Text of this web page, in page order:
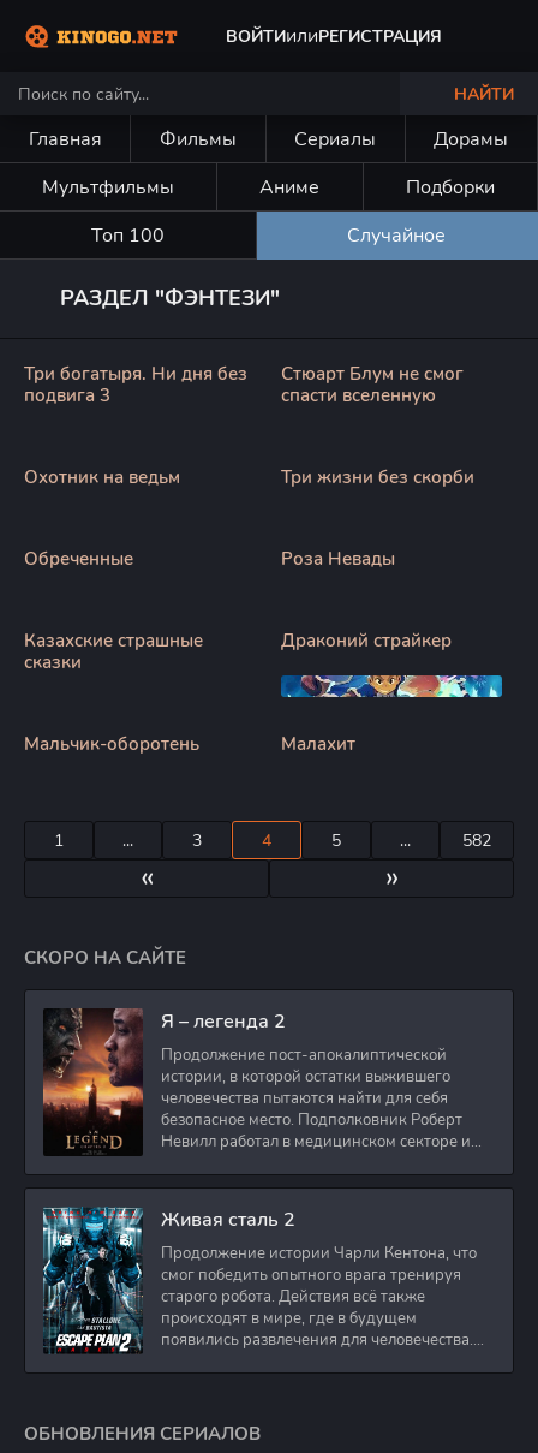
ВОЙТИилиРЕГИСТРАЦИЯ
НАЙТИ
Главная Фильмы Сериалы
Дорамы
Мультфильмы
Аниме
Подборки
Топ 100
Случайное
РАЗДЕЛ "ФЭНТЕЗИ"
Три богатыря. Ни дня без
подвига 3
Стюарт Блум не смог
спасти вселенную
Охотник на ведьм Три жизни без скорби
Обреченные Роза Невады
Казахские страшные
сказки
Драконий страйкер
Мальчик-оборотень Малахит
«
1 ... 3 4 5 ... 582
»
СКОРО НА САЙТЕ
Я – легенда 2
Продолжение пост-апокалиптической
истории, в которой остатки выжившего
человечества пытаются найти для себя
безопасное место. Подполковник Роберт
Невилл работал в медицинском секторе и
Живая сталь 2
Продолжение истории Чарли Кентона, что
смог победить опытного врага тренируя
старого робота. Действия всё также
происходят в мире, где в будущем
появились развлечения для человечества.
ОБНОВЛЕНИЯ СЕРИАЛОВ